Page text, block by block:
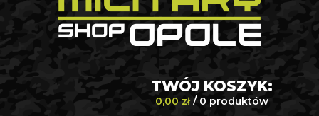
TWÓJ KOSZYK:
0,00 zł/ 0 produktów